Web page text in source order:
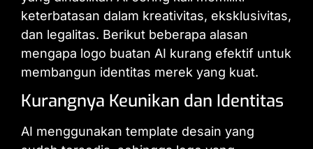
keterbatasan dalam kreativitas, eksklusivitas,
dan legalitas. Berikut beberapa alasan
mengapa logo buatan AI kurang efektif untuk
membangun identitas merek yang kuat.
Kurangnya Keunikan dan Identitas
AI menggunakan template desain yang